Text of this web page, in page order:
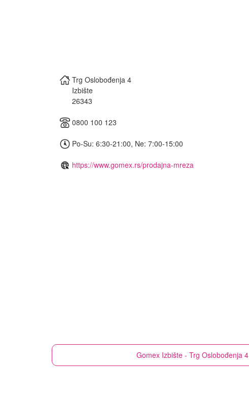
Trg Oslobođenja 4
Izbište
26343
0800 100 123
Po-Su: 6:30-21:00, Ne: 7:00-15:00
https://www.gomex.rs/prodajna-mreza
Gomex Izbište - Trg Oslobođenja 4